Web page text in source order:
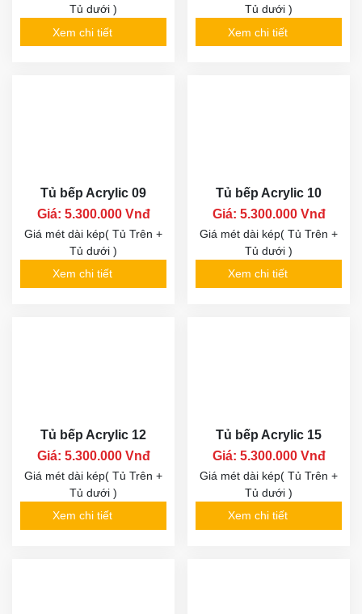
Tủ dưới )
Xem chi tiết
Tủ dưới )
Xem chi tiết
Tủ bếp Acrylic 09
Giá: 5.300.000 Vnđ
Giá mét dài kép( Tủ Trên +
Tủ dưới )
Xem chi tiết
Tủ bếp Acrylic 10
Giá: 5.300.000 Vnđ
Giá mét dài kép( Tủ Trên +
Tủ dưới )
Xem chi tiết
Tủ bếp Acrylic 12
Giá: 5.300.000 Vnđ
Giá mét dài kép( Tủ Trên +
Tủ dưới )
Xem chi tiết
Tủ bếp Acrylic 15
Giá: 5.300.000 Vnđ
Giá mét dài kép( Tủ Trên +
Tủ dưới )
Xem chi tiết